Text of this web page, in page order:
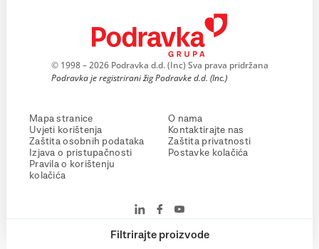
Filtrirajte proizvode
© 1998 – 2026 Podravka d.d. (Inc) Sva prava pridržana
Podravka je registrirani žig Podravke d.d. (Inc.)
Mapa stranice
Uvjeti korištenja
Zaštita osobnih podataka
Izjava o pristupačnosti
Pravila o korištenju
kolačića
O nama
Kontaktirajte nas
Zaštita privatnosti
Postavke kolačića